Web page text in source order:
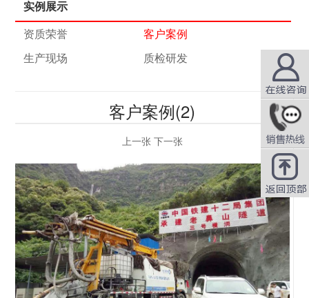
实例展示
资质荣誉 客户案例
生产现场 质检研发
耿力 GYP-90C液压湿喷机
客户案例(2)
上一张 下一张
在线咨询
QQ咨询